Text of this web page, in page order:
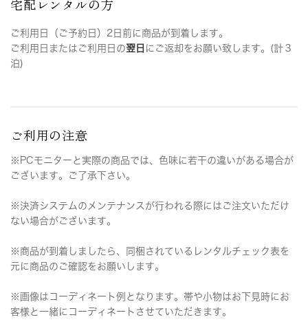
宅配レンタルの方
ご利用日（ご予約日）2日前に商品が到着します。
ご利用日またはご利用日の翌日 にご返却をお願い致します。(計３
泊)
ご利用の注意
※PCモニターと実際の商品では、色味に若干の違いがある場合が
ございます。ご了承下さい。
※決済システムのメンテナンスが行われる際にはご注文いただけ
ない場合がございます。
※商品が到着しましたら、同梱されているレンタルチェック表を
元に商品のご確認をお願いします。
※画像はコーディネート例となります。帯や小物はお下見時にお
客様と一緒にコーディネートさせていただきます。